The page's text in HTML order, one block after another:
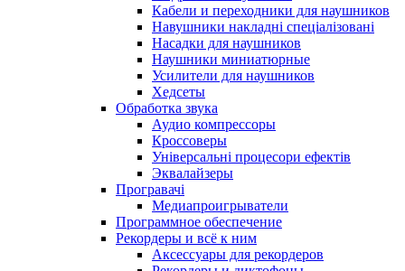
Кабели и переходники для наушников
Навушники накладні спеціалізовані
Насадки для наушников
Наушники миниатюрные
Усилители для наушников
Хедсеты
Обработка звука
Аудио компрессоры
Кроссоверы
Універсальні процесори ефектів
Эквалайзеры
Програвачі
Медиапроигрыватели
Программное обеспечение
Рекордеры и всё к ним
Аксессуары для рекордеров